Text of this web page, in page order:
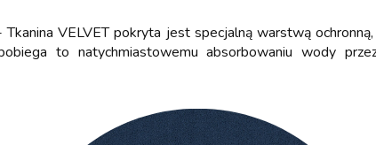
VELVET pokryta jest specjalną warstwą
to natychmiastowemu absorbowaniu wody